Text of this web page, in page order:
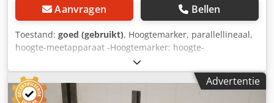
Aanvragen Bellen
Toestand: goed (gebruikt), Hoogtemarker, parallellineaal,
hoogte-meetapparaat -Hoogtemarker: hoogte-
meetapparaat -Max. werkhoogte: 1000 mm -Afmetingen:
280/160/H1100 mm -Gewicht: 7 kg Dcjdex Exxcepfx Alijk
Advertentie